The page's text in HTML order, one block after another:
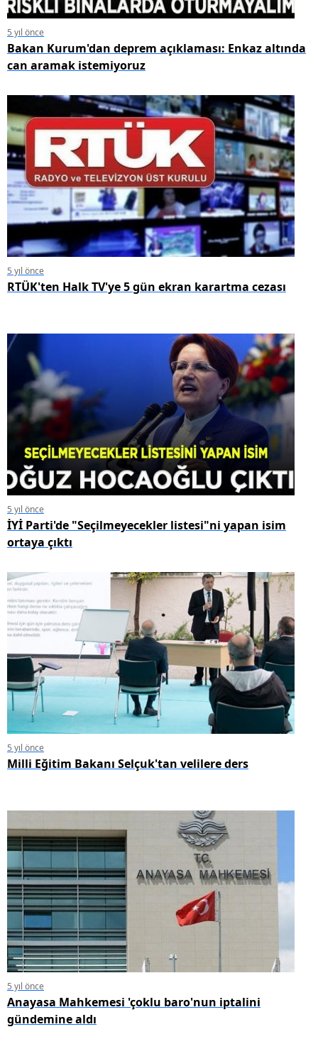
5 yıl önce
Bakan Kurum'dan deprem açıklaması: Enkaz altında
can aramak istemiyoruz
5 yıl önce
RTÜK'ten Halk TV'ye 5 gün ekran karartma cezası
5 yıl önce
İYİ Parti'de "Seçilmeyecekler listesi"ni yapan isim
ortaya çıktı
5 yıl önce
Milli Eğitim Bakanı Selçuk'tan velilere ders
5 yıl önce
Anayasa Mahkemesi 'çoklu baro'nun iptalini
gündemine aldı